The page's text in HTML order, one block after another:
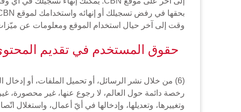
وقت إلى آخر حيال استخدام الموقع ومعلومات عن
حقوق المستخدم في تقديم
رخصة دائمة حول العالم، لا رجوع عنها، غير محصورة، غير
وتغييرها، وتعديلها، وإدخالها في أيّ أعمال، واستغلال